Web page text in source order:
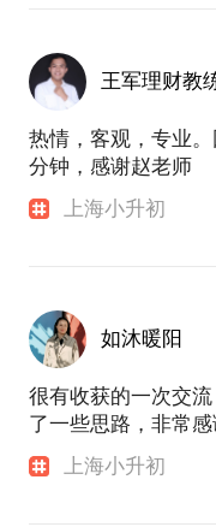
王军理财教
热情，客观，专业
分钟，感谢赵老师
上海小升初
如沐暖阳
很有收获的一次交
了一些思路，非常感
上海小升初